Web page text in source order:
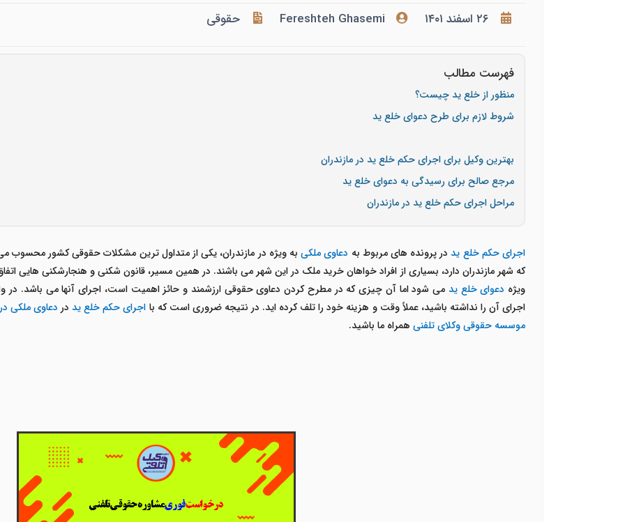
۲۶ اسفند ۱۴۰۱ Fereshteh Ghasemi حقوقی
فهرست مطالب
منظور از خلع ید چیست؟
شروط لازم برای طرح دعوای خلع ید
بهترین وکیل برای اجرای حکم خلع ید در مازندران
مرجع صالح برای رسیدگی به دعوای خلع ید
مراحل اجرای حکم خلع ید در مازندران
اجرای حکم خلع ید در پرونده های مربوط به دعاوی ملکیبه ویژه در مازندران، یکی از متداول ترین مشکلات حقوقی کشور محسوب
که شهر مازندران دارد، بسیاری از افراد خواهان خرید ملک در این شهر می باشند. در همین مسیر، قانون شکنی و هنجارشکنی هایی
ویژه دعوای خلع ید می شود اما آن چیزی که در مطرح کردن دعاوی حقوقی ارزشمند و حائز اهمیت است، اجرای آنها می باشد. در
اجرای آن را نداشته باشید، عملاً وقت و هزینه خود را تلف کرده اید. در نتیجه ضروری است که با اجرای حکم خلع یددر دعاوی ملکی
موسسه حقوقی وکلای تلفنی همراه ما باشید.